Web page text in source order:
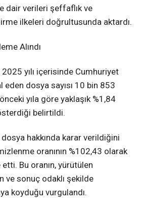
dair verileri şeffaflık ve
ilkeleri doğrultusunda aktardı.
Alındı
yılı içerisinde Cumhuriyet
eden dosya sayısı 10 bin 853
yıla göre yaklaşık %1,84
belirtildi.
hakkında karar verildiğini
oranının %102,43 olarak
Bu oranın, yürütülen
ve sonuç odaklı şekilde
koyduğu vurgulandı.